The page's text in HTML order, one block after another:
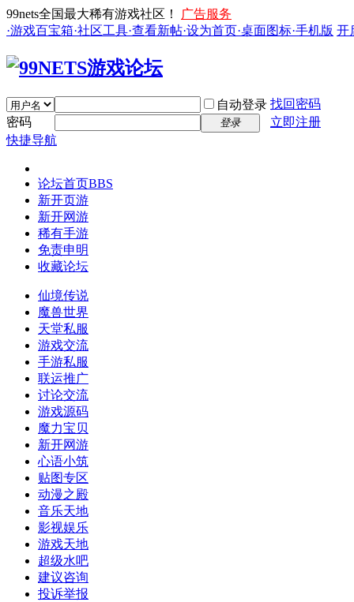
99nets全国最大稀有游戏社区！
广告服务
·游戏百宝箱·社区工具·查看新帖·设为首页·桌面图标·手机版 开
自动登录 找回密码
密码
登录
立即注册
快捷导航
论坛首页BBS
新开页游
新开网游
稀有手游
免责申明
收藏论坛
仙境传说
魔兽世界
天堂私服
游戏交流
手游私服
联运推广
讨论交流
游戏源码
魔力宝贝
新开网游
心语小筑
贴图专区
动漫之殿
音乐天地
影视娱乐
游戏天地
超级水吧
建议咨询
投诉举报